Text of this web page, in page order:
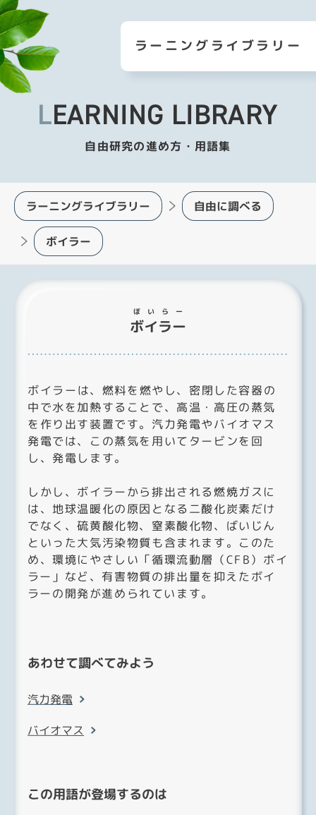
LEARNING LIBRARY
自由研究の進め方・用語集
ラーニングライブラリー
ラーニングライブラリー 自由に調べる
ボイラー
ボイラー
ぼいらー
ボイラーは、燃料を燃やし、密閉した容器の
中で水を加熱することで、高温・高圧の蒸気
を作り出す装置です。汽力発電やバイオマス
発電では、この蒸気を用いてタービンを回
し、発電します。
しかし、ボイラーから排出される燃焼ガスに
は、地球温暖化の原因となる二酸化炭素だけ
でなく、硫黄酸化物、窒素酸化物、ばいじん
といった大気汚染物質も含まれます。このた
め、環境にやさしい「循環流動層（CFB）ボイ
ラー」など、有害物質の排出量を抑えたボイ
ラーの開発が進められています。
あわせて調べてみよう
汽力発電
バイオマス
この用語が登場するのは